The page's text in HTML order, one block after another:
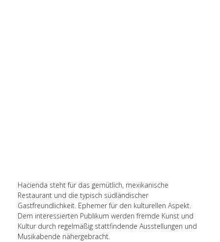
Hacienda steht für das gemütlich, mexikanische
Restaurant und die typisch südländischer
Gastfreundlichkeit. Ephemer für den kulturellen Aspekt.
Dem interessierten Publikum werden fremde Kunst und
Kultur durch regelmäßig stattfindende Ausstellungen und
Musikabende nähergebracht.